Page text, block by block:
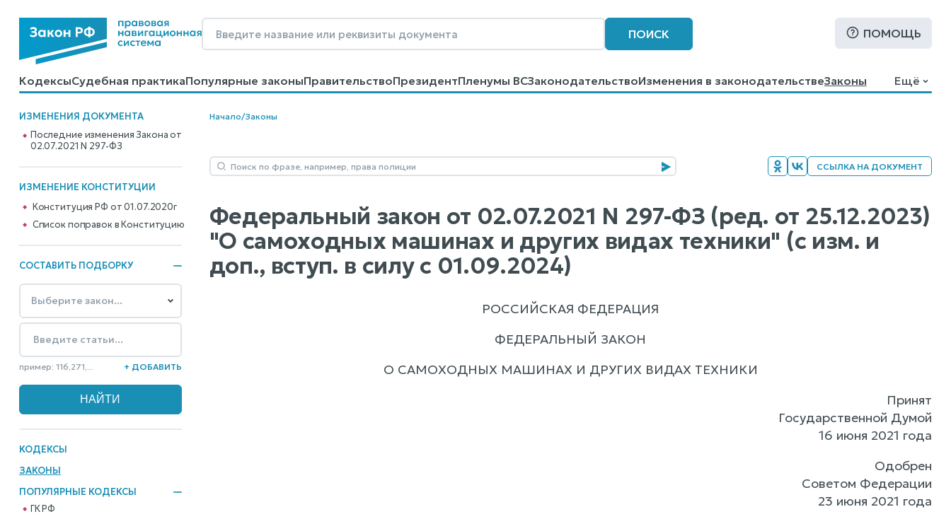
ПОИСК ПОМОЩЬ
КодексыСудебная практикаПопулярные законыПравительствоПрезидентПленумы ВСЗаконодательствоИзменения в законодательствеЗаконы
КалькуляторыСправочные материалыОбразцы договоровКонтактыПомощьПоиск
Ещё
ИЗМЕНЕНИЯ ДОКУМЕНТА
Последние изменения Закона от
02.07.2021 N 297-ФЗ
ИЗМЕНЕНИЕ КОНСТИТУЦИИ
Конституция РФ от 01.07.2020г
Cписок поправок в Конституцию
СОСТАВИТЬ ПОДБОРКУ
пример: 116,271,... + ДОБАВИТЬ
КОДЕКСЫ
ЗАКОНЫ
ПОПУЛЯРНЫЕ КОДЕКСЫ
ГК РФ
Начало/Законы
ССЫЛКА НА ДОКУМЕНТ
Федеральный закон от 02.07.2021 N 297-ФЗ (ред. от 25.12.2023)
"О самоходных машинах и других видах техники" (с изм. и
доп., вступ. в силу с 01.09.2024)
РОССИЙСКАЯ ФЕДЕРАЦИЯ
ФЕДЕРАЛЬНЫЙ ЗАКОН
О САМОХОДНЫХ МАШИНАХ И ДРУГИХ ВИДАХ ТЕХНИКИ
Принят
Государственной Думой
16 июня 2021 года
Одобрен
Советом Федерации
23 июня 2021 года